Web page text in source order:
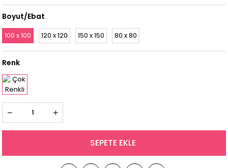
Boyut/Ebat
100 x 100 120 x 120 150 x 150 80 x 80
Renk